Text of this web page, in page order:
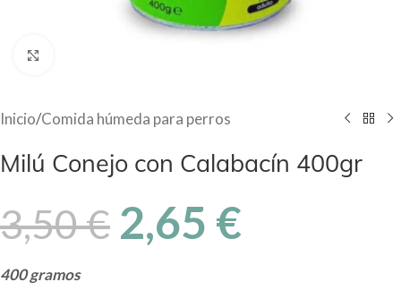
Inicio/Comida húmeda para perros
Milú Conejo con Calabacín 400gr
3,50€ 2,65 €
400 gramos